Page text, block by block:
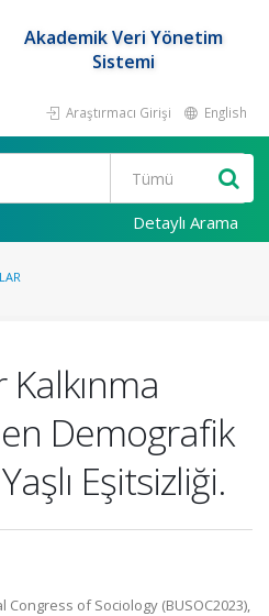
Akademik Veri Yönetim
Sistemi
Araştırmacı Girişi English
Detaylı Arama
Demografik
Eşitsizliği.
of Sociology (BUSOC2023),